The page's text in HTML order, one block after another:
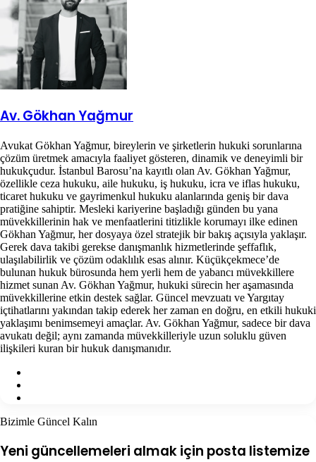
Av. Gökhan Yağmur
Avukat Gökhan Yağmur, bireylerin ve şirketlerin hukuki sorunlarına
çözüm üretmek amacıyla faaliyet gösteren, dinamik ve deneyimli bir
hukukçudur. İstanbul Barosu’na kayıtlı olan Av. Gökhan Yağmur,
özellikle ceza hukuku, aile hukuku, iş hukuku, icra ve iflas hukuku,
ticaret hukuku ve gayrimenkul hukuku alanlarında geniş bir dava
pratiğine sahiptir. Mesleki kariyerine başladığı günden bu yana
müvekkillerinin hak ve menfaatlerini titizlikle korumayı ilke edinen
Gökhan Yağmur, her dosyaya özel stratejik bir bakış açısıyla yaklaşır.
Gerek dava takibi gerekse danışmanlık hizmetlerinde şeffaflık,
ulaşılabilirlik ve çözüm odaklılık esas alınır. Küçükçekmece’de
bulunan hukuk bürosunda hem yerli hem de yabancı müvekkillere
hizmet sunan Av. Gökhan Yağmur, hukuki sürecin her aşamasında
müvekkillerine etkin destek sağlar. Güncel mevzuatı ve Yargıtay
içtihatlarını yakından takip ederek her zaman en doğru, en etkili hukuki
yaklaşımı benimsemeyi amaçlar. Av. Gökhan Yağmur, sadece bir dava
avukatı değil; aynı zamanda müvekkilleriyle uzun soluklu güven
ilişkileri kuran bir hukuk danışmanıdır.
Bizimle Güncel Kalın
Yeni güncellemeleri almak için posta listemize